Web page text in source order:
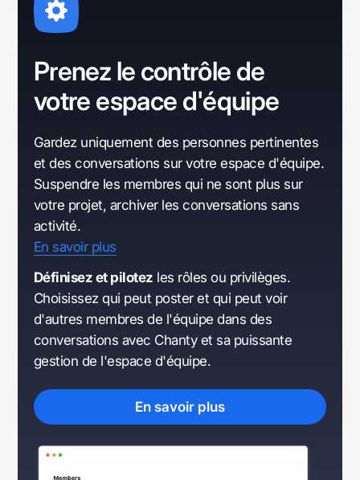
Prenez le contrôle de
votre espace d'équipe
Gardez uniquement des personnes pertinentes
et des conversations sur votre espace d'équipe.
Suspendre les membres qui ne sont plus sur
votre projet, archiver les conversations sans
activité.
En savoir plus
Définisez et pilotez les rôles ou privilèges.
Choisissez qui peut poster et qui peut voir
d'autres membres de l'équipe dans des
conversations avec Chanty et sa puissante
gestion de l'espace d'équipe.
En savoir plus